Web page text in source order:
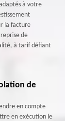
à votre
la facture
de
à tarif défiant
de
en compte
en exécution le